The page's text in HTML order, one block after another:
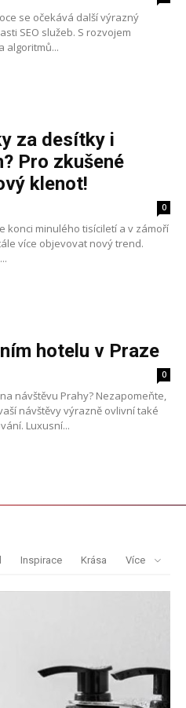
se očekává další výrazný
SEO služeb. S rozvojem
algoritmů...
za desítky i
Pro zkušené
klenot!
0
konci minulého tisíciletí a v zámoří
více objevovat nový trend.
hotelu v Praze
0
návštěvu Prahy? Nezapomeňte,
návštěvy výrazně ovlivní také
Luxusní...
Inspirace Krása Více